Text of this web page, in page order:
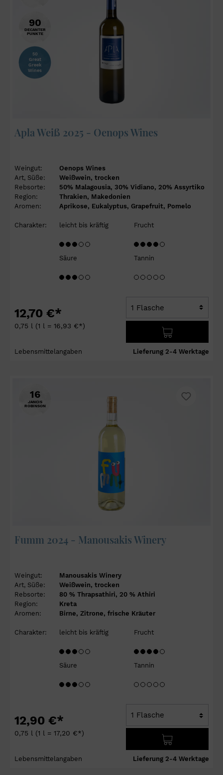
90
DECANTER
PUNKTE
50
Great
Greek
Wines
Apla Weiß 2025 - Oenops Wines
Weingut:
Oenops Wines
Art, Süße:
Weißwein, trocken
Rebsorte:
50% Malagousia, 30% Vidiano, 20% Assyrtiko
Region:
Thrakien, Makedonien
Aromen:
Aprikose, Eukalyptus, Grapefruit, Pomelo
Charakter: leicht bis kräftig Frucht
Säure Tannin
12,70 €*
0,75 l (1 l = 16,93 €*)
Lebensmittelangaben Lieferung 2-4 Werktage
16
JANCIS
ROBINSON
Fumm 2024 - Manousakis Winery
Weingut:
Manousakis Winery
Art, Süße:
Weißwein, trocken
Rebsorte:
80 % Thrapsathiri, 20 % Athiri
Region:
Kreta
Aromen:
Birne, Zitrone, frische Kräuter
Charakter: leicht bis kräftig Frucht
Säure Tannin
12,90 €*
0,75 l (1 l = 17,20 €*)
Lebensmittelangaben Lieferung 2-4 Werktage